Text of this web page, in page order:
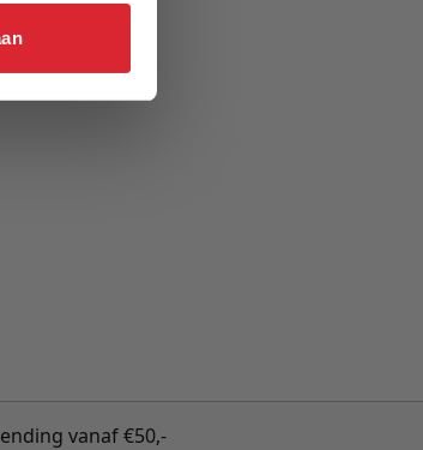
vanaf €50,-